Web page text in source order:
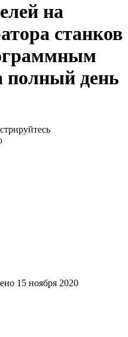
на
станков
полный день
15 ноября 2020